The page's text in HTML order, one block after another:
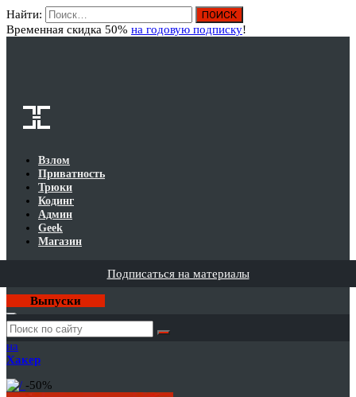
Найти:
Временная скидка 50% на годовую подписку!
Взлом
Приватность
Трюки
Кодинг
Админ
Geek
Магазин
Подписаться на материалы
Выпуски
Годовая
подписка
на
Хакер
-50%